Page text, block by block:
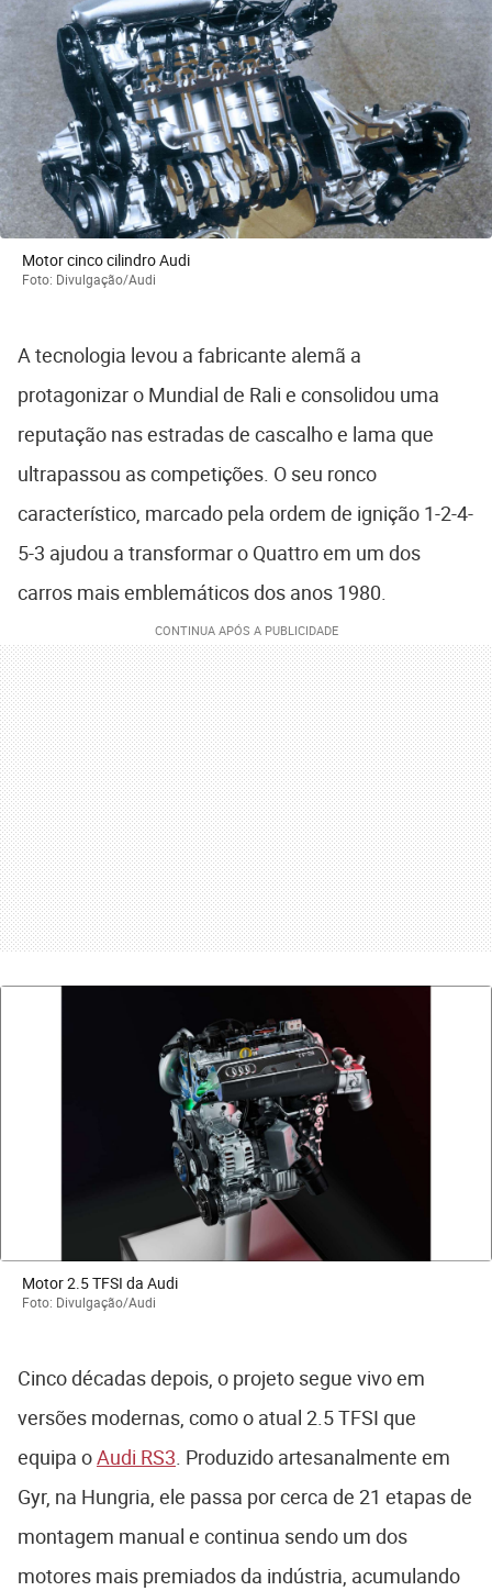
Motor cinco cilindro Audi
Foto: Divulgação/Audi
A tecnologia levou a fabricante alemã a
protagonizar o Mundial de Rali e consolidou uma
reputação nas estradas de cascalho e lama que
ultrapassou as competições. O seu ronco
característico, marcado pela ordem de ignição 1-2-4-
5-3 ajudou a transformar o Quattro em um dos
carros mais emblemáticos dos anos 1980.
Motor 2.5 TFSI da Audi
Foto: Divulgação/Audi
Cinco décadas depois, o projeto segue vivo em
versões modernas, como o atual 2.5 TFSI que
equipa oAudi RS3. Produzido artesanalmente em
Gyr, na Hungria, ele passa por cerca de 21 etapas de
montagem manual e continua sendo um dos
motores mais premiados da indústria, acumulando